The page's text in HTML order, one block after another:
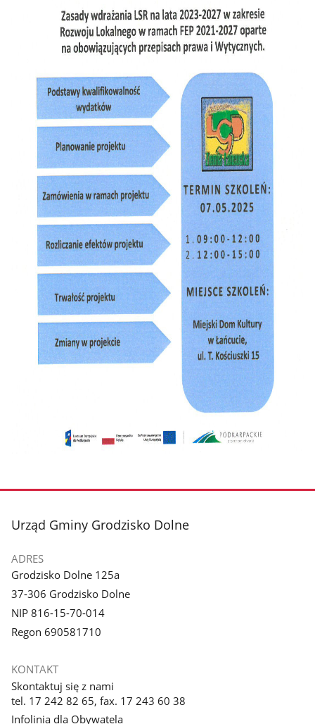
stopka
Urząd Gminy Grodzisko Dolne
ADRES
Grodzisko Dolne 125a
37-306 Grodzisko Dolne
NIP 816-15-70-014
Regon 690581710
KONTAKT
Skontaktuj się z nami
tel. 17 242 82 65, fax. 17 243 60 38
Infolinia dla Obywatela